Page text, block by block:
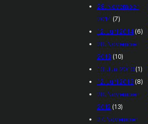
28. November
2014 (7)
12. Juni 2014(6)
28. November
2013 (10)
13. Juni 2013 (1)
12. Juni 2013 (8)
28. November
2012 (13)
27. November